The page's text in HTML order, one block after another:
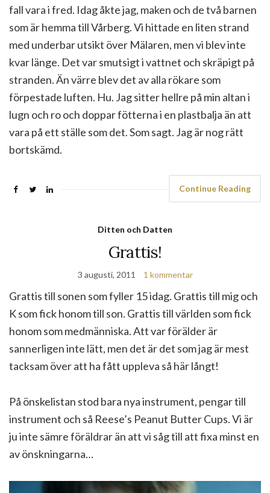
fall vara i fred. Idag åkte jag, maken och de två barnen
som är hemma till Vårberg. Vi hittade en liten strand
med underbar utsikt över Mälaren, men vi blev inte
kvar länge. Det var smutsigt i vattnet och skräpigt på
stranden. Än värre blev det av alla rökare som
förpestade luften. Hu. Jag sitter hellre på min altan i
lugn och ro och doppar fötterna i en plastbalja än att
vara på ett ställe som det. Som sagt. Jag är nog rätt
bortskämd.
Continue Reading
Ditten och Datten
Grattis!
3 augusti, 2011 1 kommentar
Grattis till sonen som fyller 15 idag. Grattis till mig och
K som fick honom till son. Grattis till världen som fick
honom som medmänniska. Att var förälder är
sannerligen inte lätt, men det är det som jag är mest
tacksam över att ha fått uppleva så här långt!
På önskelistan stod bara nya instrument, pengar till
instrument och så Reese’s Peanut Butter Cups. Vi är
ju inte sämre föräldrar än att vi såg till att fixa minst en
av önskningarna…